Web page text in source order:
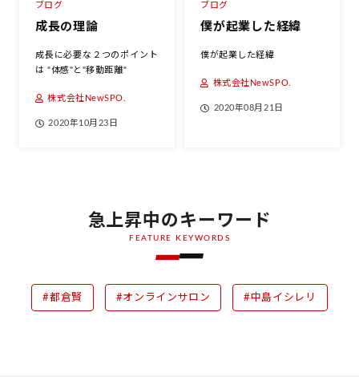
ブログ
成長の理論
成長に必要な２つのポイント
は "体感"と"移動距離"
株式会社NewSPO.
2020年10月23日
ブログ
僕が起業した経緯
僕が起業した経緯
株式会社NewSPO.
2020年08月21日
急上昇中のキーワード
FEATURE KEYWORDS
#都倉賢 #オンラインサロン #中島イシレリ